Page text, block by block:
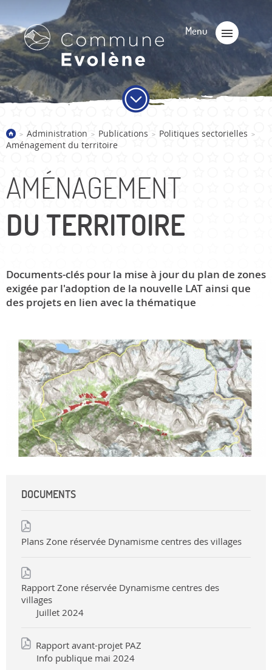
> Administration > Publications > Politiques sectorielles >
Aménagement du territoire
AMÉNAGEMENT
DU TERRITOIRE
Documents-clés pour la mise à jour du plan de zones
exigée par l'adoption de la nouvelle LAT ainsi que
des projets en lien avec la thématique
DOCUMENTS
Plans Zone réservée Dynamisme centres des villages
Rapport Zone réservée Dynamisme centres des
villages
Juillet 2024
Rapport avant-projet PAZ
Info publique mai 2024